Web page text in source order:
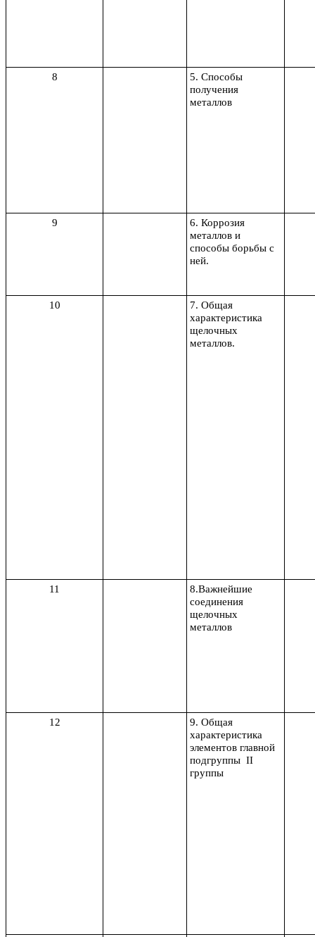
8
5. Способы
получения
металлов
9
6. Коррозия
металлов и
способы борьбы с
ней.
10
7. Общая
характеристика
щелочных
металлов.
11
8.Важнейшие
соединения
щелочных
металлов
12
9. Общая
характеристика
элементов главной
подгруппы II
группы